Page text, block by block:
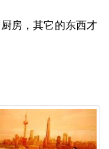
房，其它的东西才